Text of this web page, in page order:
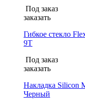
Под заказ
заказать
Гибкое стекло
9T
Под заказ
заказать
Накладка Silicon
Черный